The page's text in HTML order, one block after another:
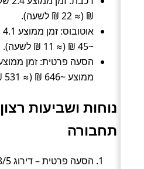
₪ (≈ 22 ₪ לשעה).
~45 ₪ (≈ 11 ₪ לשעה).
ממוצע ~646 ₪ (≈ 531 ₪ לשעה).
נוחות ושביעות
תחבורה
הסעה פרטית – דירוג 4.8/5 (2,688 חוות דעת).